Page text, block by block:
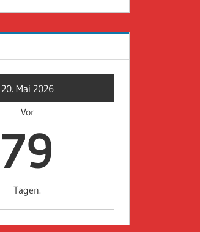
20. Mai 2026
Vor
79
Tagen.